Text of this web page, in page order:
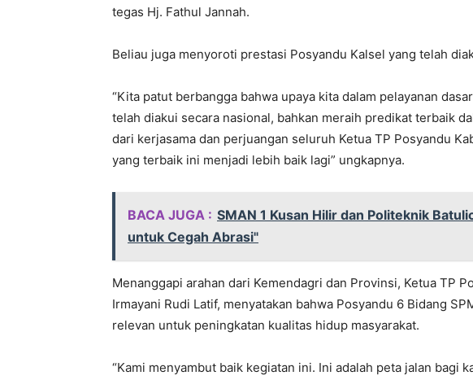
tegas Hj. Fathul Jannah.
Beliau juga menyoroti prestasi Posyandu Kalsel yang telah
“Kita patut berbangga bahwa upaya kita dalam pelayanan
telah diakui secara nasional, bahkan meraih predikat terbaik
dari kerjasama dan perjuangan seluruh Ketua TP Posyandu
yang terbaik ini menjadi lebih baik lagi” ungkapnya.
BACA JUGA : SMAN 1 Kusan Hilir dan Politeknik
untuk Cegah Abrasi"
Menanggapi arahan dari Kemendagri dan Provinsi, Ketua TP
Irmayani Rudi Latif, menyatakan bahwa Posyandu 6 Bidang
relevan untuk peningkatan kualitas hidup masyarakat.
“Kami menyambut baik kegiatan ini. Ini adalah peta jalan bagi